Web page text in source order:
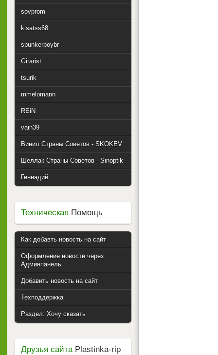
sovprom
kisatss68
spunkerboybr
Gitarist
tsurik
mmelomann
REiN
vain39
Винил Страны Советов - SKOKEV
Шеллак Страны Советов - Sinoptik
Геннадий
Техническая Помощь
Как добавть новость на сайт
Оформление новости через
Админпанель
Добавить новость на сайт
Техподдержка
Раздел: Хочу сказать
Друзья сайтаPlastinka-rip